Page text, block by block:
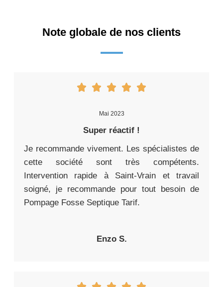
Note globale de nos clients
Mai 2023
Super réactif !
Je recommande vivement. Les spécialistes de
cette société sont très compétents.
Intervention rapide à Saint-Vrain et travail
soigné, je recommande pour tout besoin de
Pompage Fosse Septique Tarif.
Enzo S.